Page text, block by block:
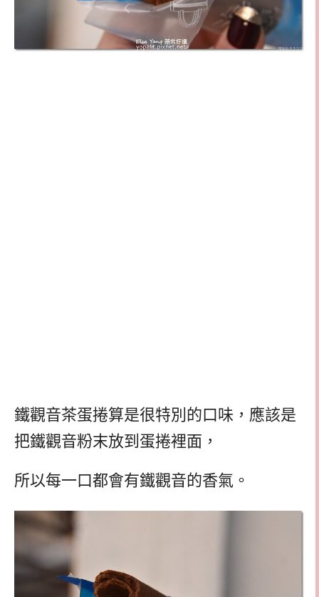
鐵觀音茶蛋捲算是很特別的口味，應該是
把鐵觀音粉末放到蛋捲裡面，
所以每一口都會有鐵觀音的香氣。